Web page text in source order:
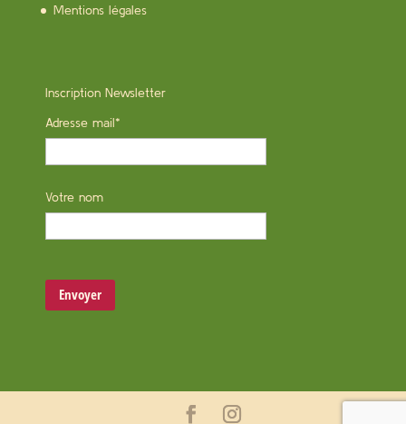
Mentions légales
Inscription Newsletter
Adresse mail*
Votre nom